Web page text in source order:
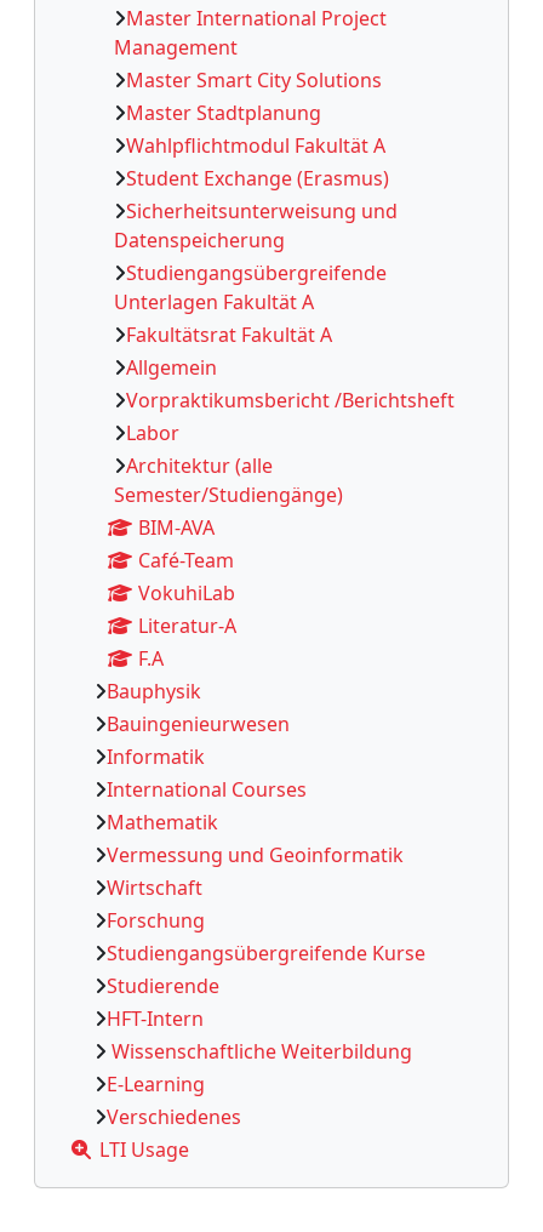
Master International Project
Management
Master Smart City Solutions
Master Stadtplanung
Wahlpflichtmodul Fakultät A
Student Exchange (Erasmus)
Sicherheitsunterweisung und
Datenspeicherung
Studiengangsübergreifende
Unterlagen Fakultät A
Fakultätsrat Fakultät A
Allgemein
Vorpraktikumsbericht /Berichtsheft
Labor
Architektur (alle
Semester/Studiengänge)
BIM-AVA
Café-Team
VokuhiLab
Literatur-A
F.A
Bauphysik
Bauingenieurwesen
Informatik
International Courses
Mathematik
Vermessung und Geoinformatik
Wirtschaft
Forschung
Studiengangsübergreifende Kurse
Studierende
HFT-Intern
Wissenschaftliche Weiterbildung
E-Learning
Verschiedenes
LTI Usage